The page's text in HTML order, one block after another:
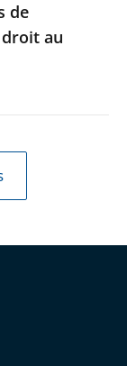
de
au